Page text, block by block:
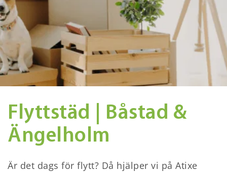
Flyttstäd | Båstad &
Ängelholm
Är det dags för flytt? Då hjälper vi på Atixe